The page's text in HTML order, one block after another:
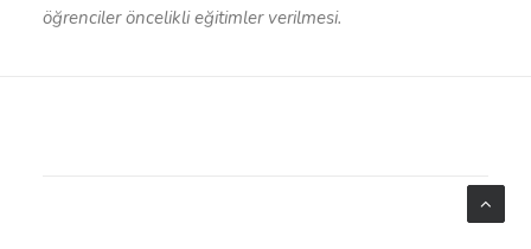
öğrenciler öncelikli eğitimler verilmesi.